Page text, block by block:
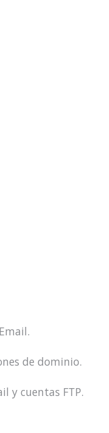
de dominio.
y cuentas FTP.